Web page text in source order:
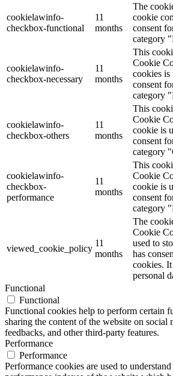
cookielawinfo-
checkbox-functional
11
months
The
cookie
consent
category
cookielawinfo-
checkbox-necessary
11
months
This
Cookie
cookies is
consent
category
cookielawinfo-
checkbox-others
11
months
This
Cookie
cookie is
consent
category
cookielawinfo-
checkbox-
performance
11
months
This
Cookie
cookie is
consent
category
viewed_cookie_policy
11
months
The
Cookie
used to
has
cookies.
personal
Functional
Functional
Functional cookies help to perform certain
sharing the content of the website on social
feedbacks, and other third-party features.
Performance
Performance
Performance cookies are used to